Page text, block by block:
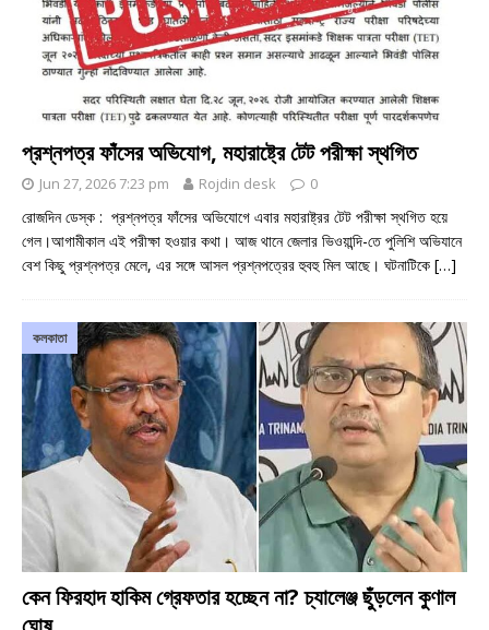
প্রশ্নপত্র ফাঁসের অভিযোগ, মহারাষ্ট্রে টেট পরীক্ষা স্থগিত
Jun 27, 2026 7:23 pm Rojdin desk 0
রোজদিন ডেস্ক : প্রশ্নপত্র ফাঁসের অভিযোগে এবার মহারাষ্ট্রর টেট পরীক্ষা স্থগিত হয়ে
গেল।আগামীকাল এই পরীক্ষা হওয়ার কথা। আজ থানে জেলার ভিওয়ান্দি-তে পুলিশি অভিযানে
বেশ কিছু প্রশ্নপত্র মেলে, এর সঙ্গে আসল প্রশ্নপত্রের হুবহু মিল আছে। ঘটনাটিকে […]
কলকাতা
কেন ফিরহাদ হাকিম গ্রেফতার হচ্ছেন না? চ্যালেঞ্জ ছুঁড়লেন কুণাল